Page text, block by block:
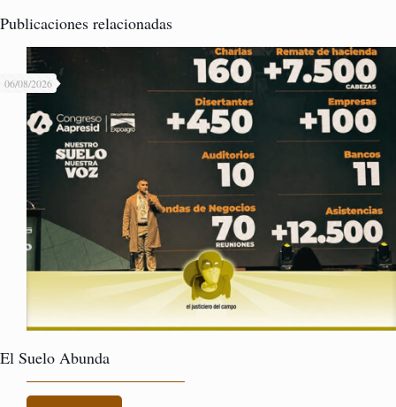
Publicaciones relacionadas
06/08/2026
El Suelo Abunda